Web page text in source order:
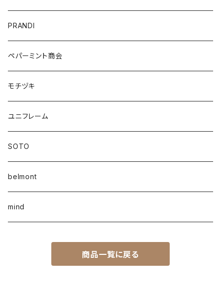
PRANDI
ペパーミント商会
モチヅキ
ユニフレーム
SOTO
belmont
mind
商品一覧に戻る